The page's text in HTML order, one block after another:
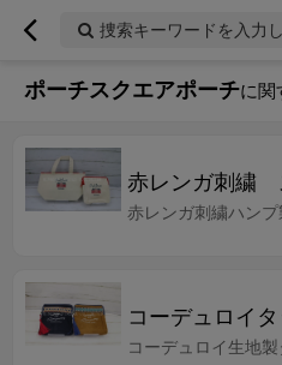
捜索キーワードを入力
ポーチスクエアポーチに関
赤レンガ刺繍
赤レンガ刺繍ハン
コーデュロイ
コーデュロイ生地